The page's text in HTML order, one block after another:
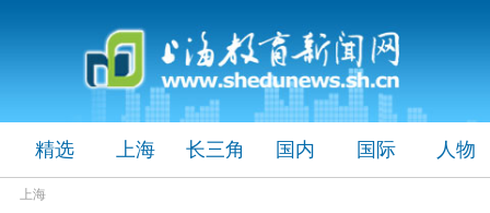
精选 上海 长三角 国内 国际 人物
上海